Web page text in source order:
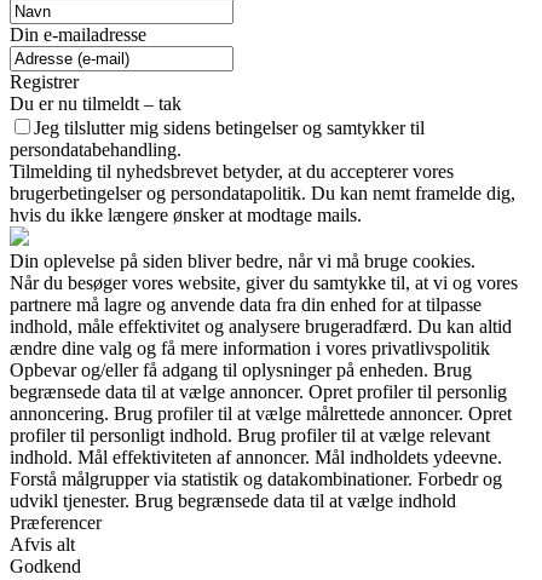
Din e-mailadresse
Registrer
Du er nu tilmeldt – tak
Jeg tilslutter mig sidens betingelser og samtykker til
persondatabehandling.
Tilmelding til nyhedsbrevet betyder, at du accepterer vores
brugerbetingelser og persondatapolitik. Du kan nemt framelde dig,
hvis du ikke længere ønsker at modtage mails.
Din oplevelse på siden bliver bedre, når vi må bruge cookies.
Når du besøger vores website, giver du samtykke til, at vi og vores
partnere må lagre og anvende data fra din enhed for at tilpasse
indhold, måle effektivitet og analysere brugeradfærd. Du kan altid
ændre dine valg og få mere information i vores privatlivspolitik
Opbevar og/eller få adgang til oplysninger på enheden. Brug
begrænsede data til at vælge annoncer. Opret profiler til personlig
annoncering. Brug profiler til at vælge målrettede annoncer. Opret
profiler til personligt indhold. Brug profiler til at vælge relevant
indhold. Mål effektiviteten af annoncer. Mål indholdets ydeevne.
Forstå målgrupper via statistik og datakombinationer. Forbedr og
udvikl tjenester. Brug begrænsede data til at vælge indhold
Præferencer
Afvis alt
Godkend